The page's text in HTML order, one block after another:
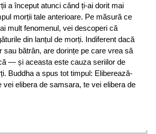
a început atunci când ți-ai dorit mai
morții tale anterioare. Pe măsură ce
mult fenomenul, vei descoperi că
din lanțul de morți. Indiferent dacă
sau bătrân, are dorințe pe care vrea să
— și aceasta este cauza seriilor de
Buddha a spus tot timpul: Eliberează-
vei elibera de samsara, te vei elibera de